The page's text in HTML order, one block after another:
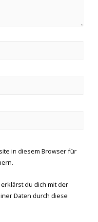
in diesem Browser für
du dich mit der
Daten durch diese